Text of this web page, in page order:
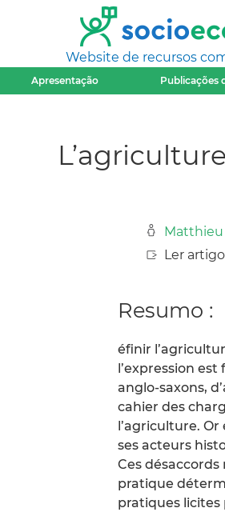
Website de recursos
Apresentação Publicações
Matthieu
Ler
Resumo :
éfinir
l’expression
anglo-saxons,
cahier des
l’agriculture.
ses acteurs
Ces
pratique
pratiques licites